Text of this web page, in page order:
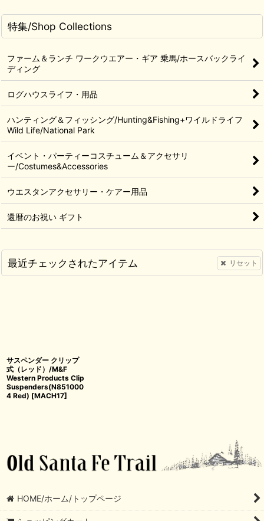
特集/Shop Collections
ファーム＆ランチ ワークウエアー・ギア 乗馬/ホースバックライ
ディング
ログハウスライフ・用品
ハンティング＆フィッシング/Hunting&Fishing+ワイルドライフ
Wild Life/National Park
イベント・パーティーコスチューム＆アクセサリ
ー/Costumes&Accessories
ウエスタンアクセサリー・ケアー用品
還暦のお祝い ギフト
最近チェックされたアイテム リセット
サスペンダー クリップ
式（レッド）/M&F
Western Products Clip
Suspenders(N851000
4 Red) [MACH17]
HOME/ホーム/トップページ